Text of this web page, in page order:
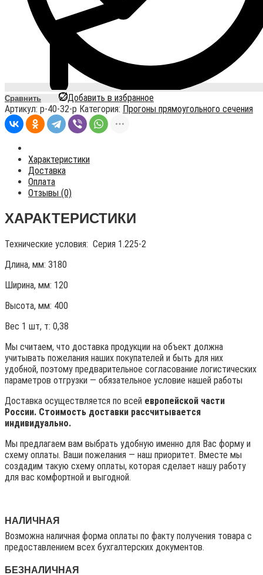
Сравнить
Добавить в избранное
Артикул: p-40-32-p Категория: Прогоны прямоугольного сечения
Характеристики
Доставка
Оплата
Отзывы (0)
ХАРАКТЕРИСТИКИ
Технические условия: Серия 1.225-2
Длина, мм: 3180
Ширина, мм: 120
Высота, мм: 400
Вес 1 шт, т: 0,38
Мы считаем, что доставка продукции на объект должна
учитывать пожелания наших покупателей и быть для них
удобной, поэтому предварительное согласование логистических
параметров отгрузки — обязательное условие нашей работы
Доставка осуществляется по всей европейской части
России. Стоимость доставки рассчитывается
индивидуально.
Мы предлагаем вам выбрать удобную именно для Вас форму и
схему оплаты. Ваши пожелания — наш приоритет. Вместе мы
создадим такую схему оплаты, которая сделает нашу работу
для вас комфортной и выгодной.
НАЛИЧНАЯ
Возможна наличная форма оплаты по факту получения товара с
предоставлением всех бухгалтерских документов.
БЕЗНАЛИЧНАЯ